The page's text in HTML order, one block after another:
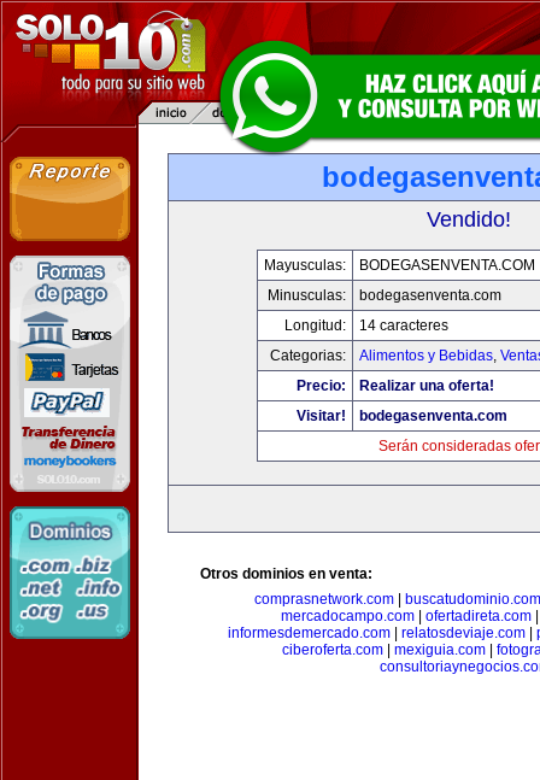
Vendido!
Mayusculas:
BODEGASENVENTA.COM
Minusculas:
bodegasenventa.com
Longitud:
14 caracteres
Categorias:
Alimentos y Bebidas,
Precio:
Realizar una oferta!
Visitar!
bodegasenventa.com
Serán consideradas
Otros dominios en venta:
comprasnetwork.com
buscatudominio.com
mercadocampo.com| ofertadireta.com
informesdemercado.com| relatosdeviaje.com|
ciberoferta.com
mexiguia.com